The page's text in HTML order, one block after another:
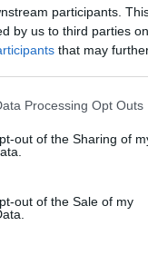
participants.
by us to third parties
that may
Processing Opt Outs
out of the Sharing of
out of the Sale of my
Református Egyetem
tűzvész